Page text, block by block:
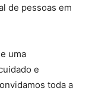
de pessoas em
uma
e
toda a